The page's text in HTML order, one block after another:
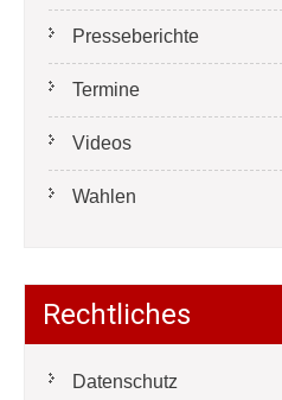
Presseberichte
Termine
Videos
Wahlen
Rechtliches
Datenschutz